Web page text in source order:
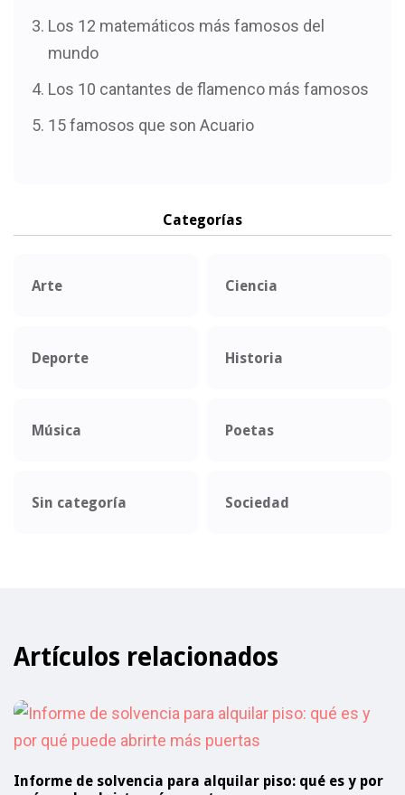
Los 12 matemáticos más famosos del
mundo
Los 10 cantantes de flamenco más famosos
15 famosos que son Acuario
Categorías
Arte Ciencia
Deporte Historia
Música Poetas
Sin categoría Sociedad
Artículos relacionados
Informe de solvencia para alquilar piso: qué es y por